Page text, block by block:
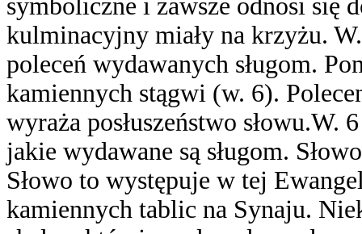
symboliczne i zawsze odnosi się
kulminacyjny miały na krzyżu.
poleceń wydawanych sługom.
kamiennych stągwi (w. 6).
wyraża posłuszeństwo słowu.W.
jakie wydawane są sługom.
Słowo to występuje w tej
kamiennych tablic na Synaju.